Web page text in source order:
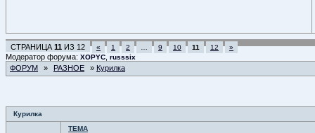
СТРАНИЦА 11 ИЗ 12 « 1 2 9 10 11 12 »
Модератор форума: XOPYC russsix
ФОРУМ » РАЗНОЕ » Курилка
Курилка
ТЕМА